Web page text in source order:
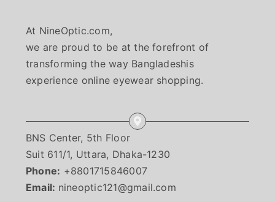
At NineOptic.com,
we are proud to be at the forefront of
transforming the way Bangladeshis
experience online eyewear shopping.
BNS Center, 5th Floor
Suit 611/1, Uttara, Dhaka-1230
Phone: +8801715846007
Email: nineoptic121@gmail.com